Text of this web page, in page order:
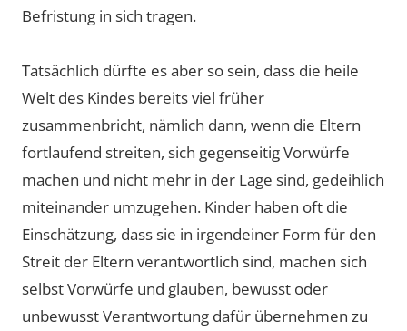
Befristung in sich tragen.
Tatsächlich dürfte es aber so sein, dass die heile
Welt des Kindes bereits viel früher
zusammenbricht, nämlich dann, wenn die Eltern
fortlaufend streiten, sich gegenseitig Vorwürfe
machen und nicht mehr in der Lage sind, gedeihlich
miteinander umzugehen. Kinder haben oft die
Einschätzung, dass sie in irgendeiner Form für den
Streit der Eltern verantwortlich sind, machen sich
selbst Vorwürfe und glauben, bewusst oder
unbewusst Verantwortung dafür übernehmen zu